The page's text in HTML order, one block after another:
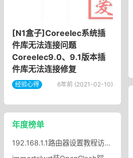
[N1盒子]Coreelec系统插
件库无法连接问题
Coreelec9.0、9.1版本插
件库无法连接修复
经验心得 6年前 (2021-02-10)
年度榜单
192.168.1.1路由器设置教程访问192.168.1.1的方法